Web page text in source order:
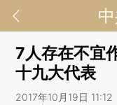
7人存在不宜
十九大代表
2017年10月19日 11:12